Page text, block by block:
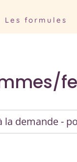
Les formules
demande -